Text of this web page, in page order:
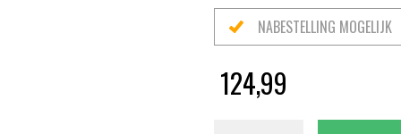
NABESTELLING MOGELIJK
124,99